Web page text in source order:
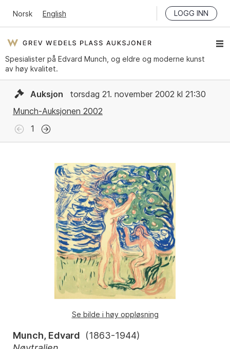
Norsk English LOGG INN
Spesialister på Edvard Munch, og eldre og moderne kunst
av høy kvalitet.
Auksjon
torsdag 21. november 2002 kl 21:30
Munch-Auksjonen 2002
1
Se bilde i høy oppløsning
Munch, Edvard (1863-1944)